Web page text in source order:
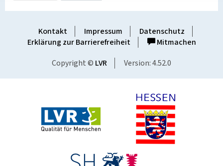
Kontakt Impressum
Datenschutz
Erklärung zur Barrierefreiheit
Mitmachen
Copyright © LVR Version: 4.52.0